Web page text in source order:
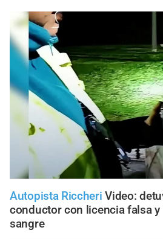
Autopista Riccheri Video:
conductor con licencia falsa y
sangre